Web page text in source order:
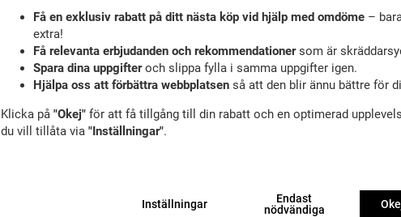
Rekommenderade tillbehör till denna
Få en exklusiv rabatt på ditt nästa köp vid hjälp med omdöme–
extra!
Få relevanta erbjudanden och rekommendationersom är
Spara dina uppgifteroch slippa fylla i samma uppgifter igen.
Hjälpa oss att förbättra webbplatsenså att den blir ännu bättre för
Klicka på "Okej"för att få tillgång till din rabatt och en optimerad
du vill tillåta via "Inställningar".
Inställningar
Endast
nödvändiga